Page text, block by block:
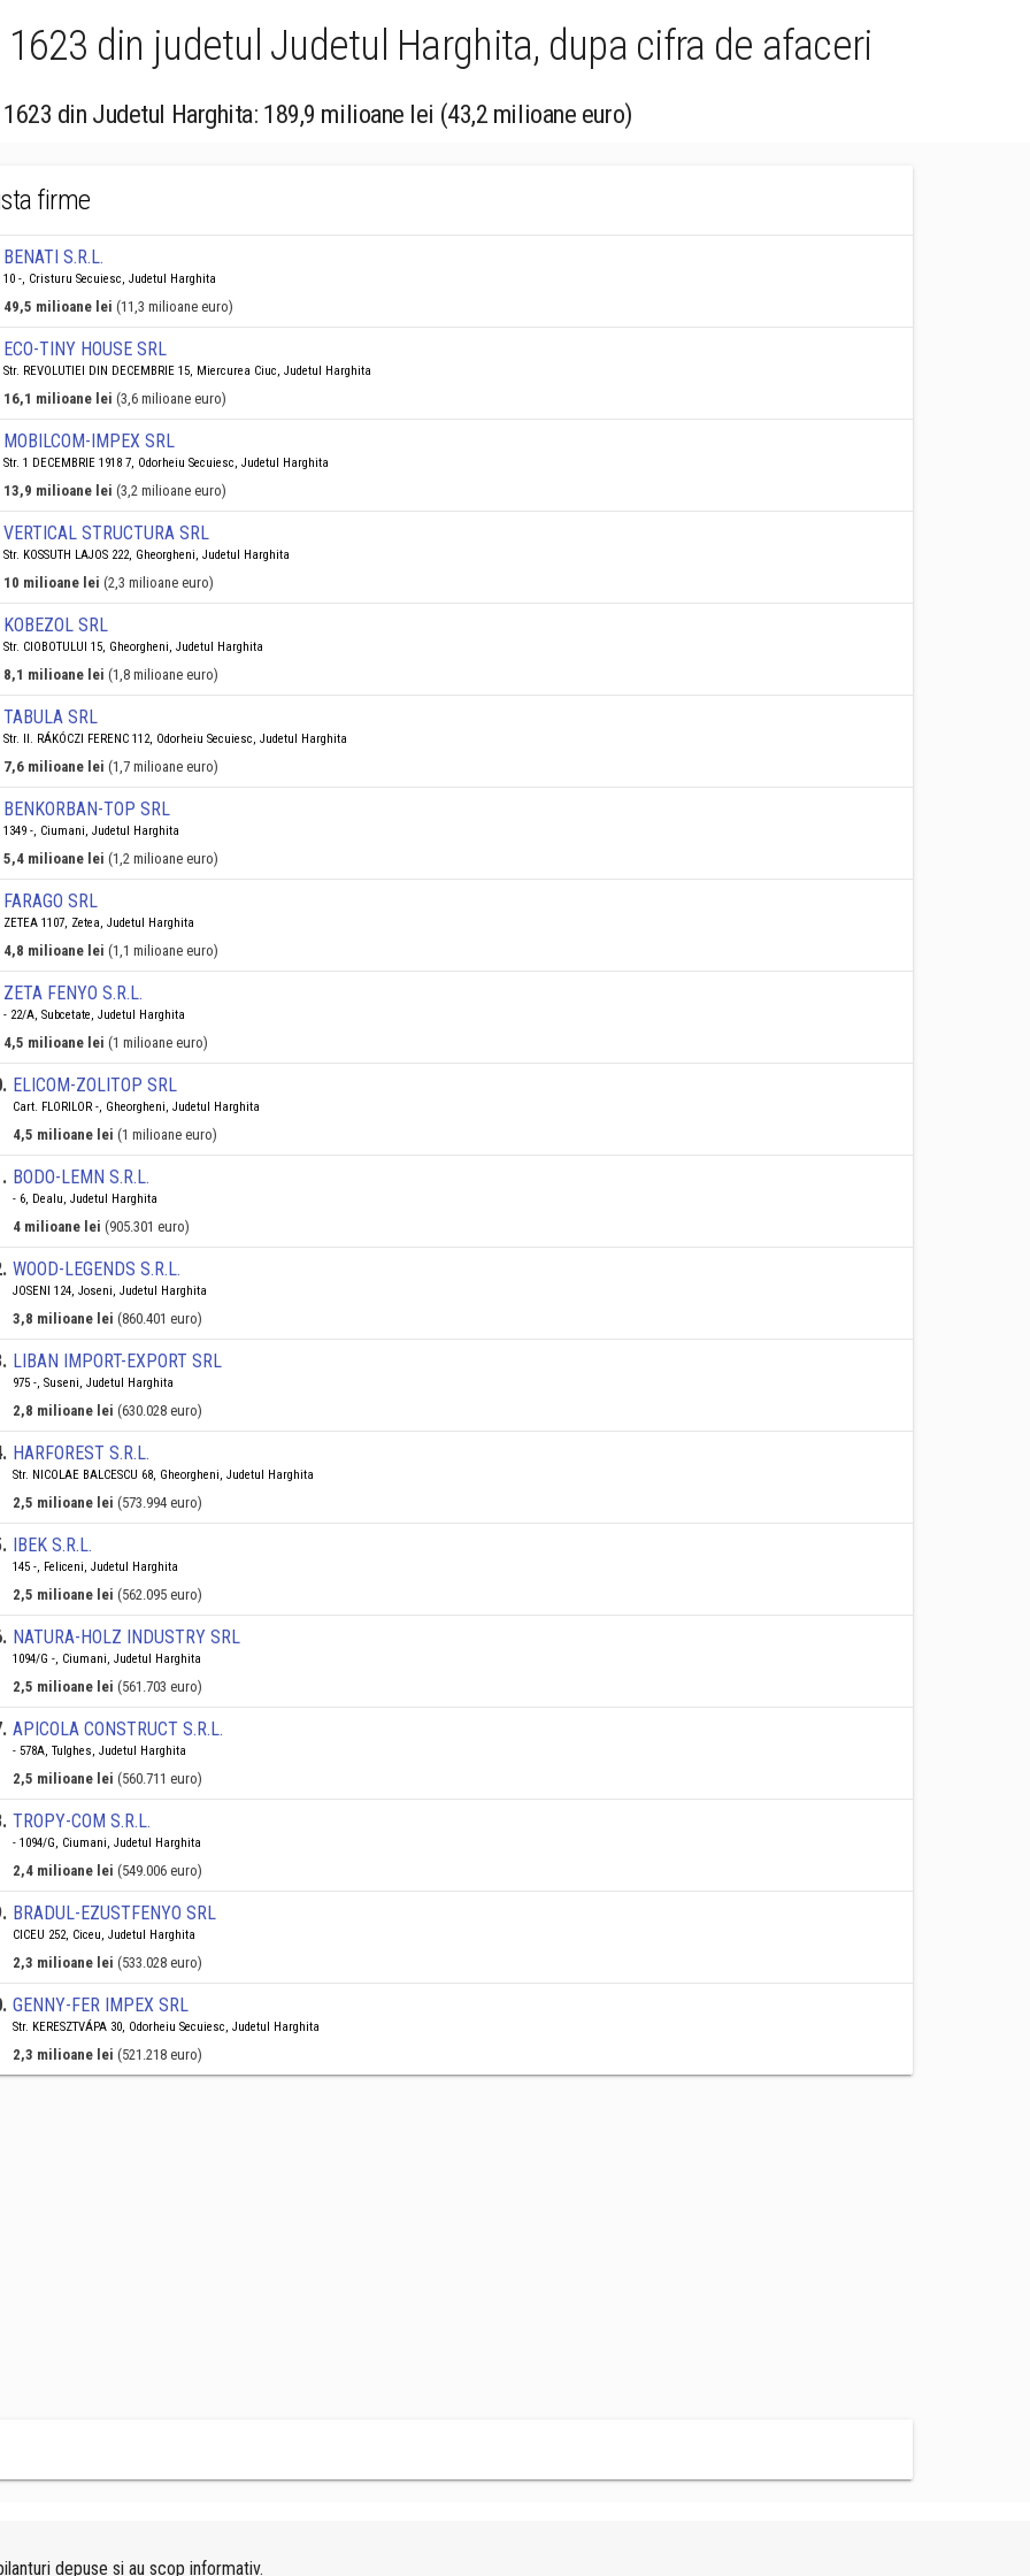
din judetul Judetul Harghita, dupa cifra de afaceri
din Judetul Harghita: 189,9 milioane lei (43,2 milioane euro)
firme
BENATI S.R.L.
10 -, Cristuru Secuiesc, Judetul Harghita
49,5 milioane lei (11,3 milioane euro)
ECO-TINY HOUSE SRL
Str. REVOLUTIEI DIN DECEMBRIE 15, Miercurea Ciuc, Judetul Harghita
16,1 milioane lei (3,6 milioane euro)
MOBILCOM-IMPEX SRL
Str. 1 DECEMBRIE 1918 7, Odorheiu Secuiesc, Judetul Harghita
13,9 milioane lei (3,2 milioane euro)
VERTICAL STRUCTURA SRL
Str. KOSSUTH LAJOS 222, Gheorgheni, Judetul Harghita
10 milioane lei (2,3 milioane euro)
KOBEZOL SRL
Str. CIOBOTULUI 15, Gheorgheni, Judetul Harghita
8,1 milioane lei (1,8 milioane euro)
TABULA SRL
Str. II. RÁKÓCZI FERENC 112, Odorheiu Secuiesc, Judetul Harghita
7,6 milioane lei (1,7 milioane euro)
BENKORBAN-TOP SRL
1349 -, Ciumani, Judetul Harghita
5,4 milioane lei (1,2 milioane euro)
FARAGO SRL
ZETEA 1107, Zetea, Judetul Harghita
4,8 milioane lei (1,1 milioane euro)
ZETA FENYO S.R.L.
- 22/A, Subcetate, Judetul Harghita
4,5 milioane lei (1 milioane euro)
. ELICOM-ZOLITOP SRL
Cart. FLORILOR -, Gheorgheni, Judetul Harghita
4,5 milioane lei (1 milioane euro)
. BODO-LEMN S.R.L.
- 6, Dealu, Judetul Harghita
4 milioane lei (905.301 euro)
. WOOD-LEGENDS S.R.L.
JOSENI 124, Joseni, Judetul Harghita
3,8 milioane lei (860.401 euro)
. LIBAN IMPORT-EXPORT SRL
975 -, Suseni, Judetul Harghita
2,8 milioane lei (630.028 euro)
. HARFOREST S.R.L.
Str. NICOLAE BALCESCU 68, Gheorgheni, Judetul Harghita
2,5 milioane lei (573.994 euro)
. IBEK S.R.L.
145 -, Feliceni, Judetul Harghita
2,5 milioane lei (562.095 euro)
. NATURA-HOLZ INDUSTRY SRL
1094/G -, Ciumani, Judetul Harghita
2,5 milioane lei (561.703 euro)
. APICOLA CONSTRUCT S.R.L.
- 578A, Tulghes, Judetul Harghita
2,5 milioane lei (560.711 euro)
. TROPY-COM S.R.L.
- 1094/G, Ciumani, Judetul Harghita
2,4 milioane lei (549.006 euro)
. BRADUL-EZUSTFENYO SRL
CICEU 252, Ciceu, Judetul Harghita
2,3 milioane lei (533.028 euro)
. GENNY-FER IMPEX SRL
Str. KERESZTVÁPA 30, Odorheiu Secuiesc, Judetul Harghita
2,3 milioane lei (521.218 euro)
depuse si au scop informativ.